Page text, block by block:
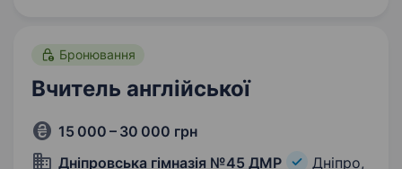
Бронювання
Вчитель англійської
15 000 – 30 000 грн
Дніпровська гімназія №45 ДМР
Дніпро,